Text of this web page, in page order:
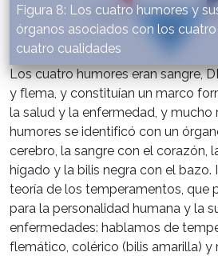
Figura 8: Los cuatro humores y
órganos asociados con los
cuatro cualidades
Los cuatro humores eran sangre,
y flema, y constituían un marco
la salud y la enfermedad, y mucho
humores se identificó con un
cerebro, la sangre con el corazón,
hígado y la bilis negra con el bazo.
teoría de los temperamentos, que
para la personalidad humana y la
enfermedades: hablamos de
flemático, colérico (bilis amarilla) y